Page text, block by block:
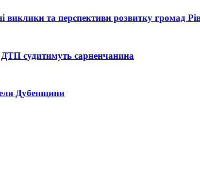
виклики та перспективи розвитку громад
ДТП судитимуть сарненчанина
Дубенщини